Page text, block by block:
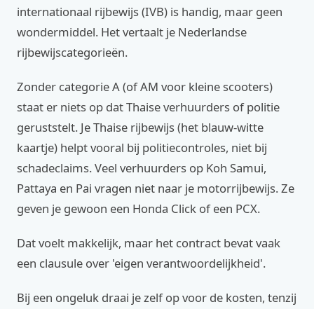
internationaal rijbewijs (IVB) is handig, maar geen
wondermiddel. Het vertaalt je Nederlandse
rijbewijscategorieën.
Zonder categorie A (of AM voor kleine scooters)
staat er niets op dat Thaise verhuurders of politie
geruststelt. Je Thaise rijbewijs (het blauw-witte
kaartje) helpt vooral bij politiecontroles, niet bij
schadeclaims. Veel verhuurders op Koh Samui,
Pattaya en Pai vragen niet naar je motorrijbewijs. Ze
geven je gewoon een Honda Click of een PCX.
Dat voelt makkelijk, maar het contract bevat vaak
een clausule over 'eigen verantwoordelijkheid'.
Bij een ongeluk draai je zelf op voor de kosten, tenzij